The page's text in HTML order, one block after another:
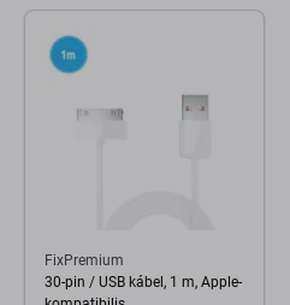
FixPremium
30-pin / USB kábel, 1 m, Apple-